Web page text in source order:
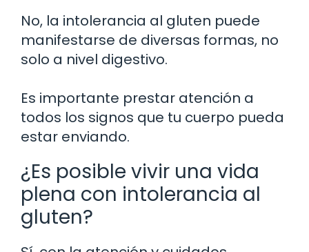
No, la intolerancia al gluten puede
manifestarse de diversas formas, no
solo a nivel digestivo.
Es importante prestar atención a
todos los signos que tu cuerpo pueda
estar enviando.
¿Es posible vivir una vida
plena con intolerancia al
gluten?